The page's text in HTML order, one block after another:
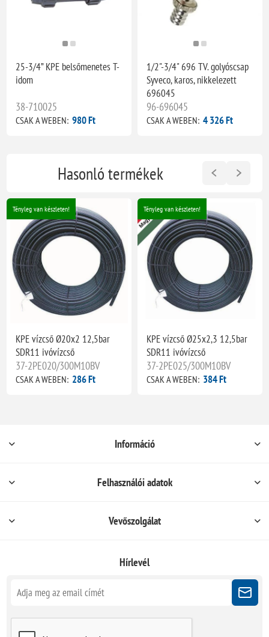
25-3/4” KPE belsőmenetes T-
idom
38-710025
CSAK A WEBEN: 980 Ft
1/2"-3/4" 696 TV. golyóscsap
Syveco, karos, nikkelezett
696045
96-696045
CSAK A WEBEN: 4 326 Ft
Hasonló termékek
Tényleg van készleten!
KPE vízcső Ø20x2 12,5bar
SDR11 ivóvízcső
37-2PE020/300M10BV
CSAK A WEBEN: 286 Ft
Tényleg van készleten!
KPE vízcső Ø25x2,3 12,5bar
SDR11 ivóvízcső
37-2PE025/300M10BV
CSAK A WEBEN: 384 Ft
Információ
Felhasználói adatok
Vevőszolgálat
Hírlevél